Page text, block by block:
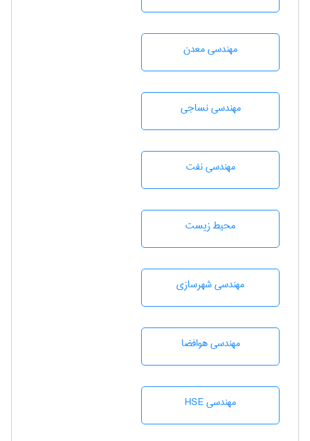
مهندسی معدن
مهندسي نساجی
مهندسی نفت
محيط زيست
مهندسی شهرسازی
مهندسی هوافضا
مهندسی HSE